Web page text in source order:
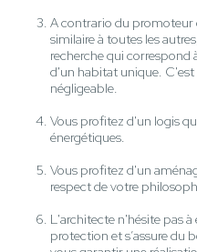
A contrario du promoteur
similaire à toutes les
recherche qui correspond
d'un habitat unique.
négligeable.
Vous profitez d'un logis
énergétiques.
Vous profitez d'un
respect de votre
L'architecte n'hésite pas
protection et s’assure du